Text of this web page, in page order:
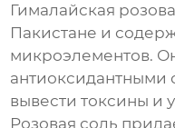
Гималайская
Пакистане и
микроэлементов.
антиоксидантными
вывести токсины и
Розовая соль